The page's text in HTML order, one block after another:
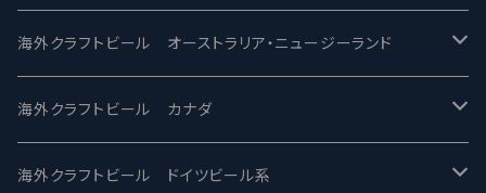
ビアへるん - Beer Hearn
忽布古丹醸造 - HOP KOTAN
ワイマーケットブルーイング Y.Market Brewing
Toppling Goliath トップリンゴライアス
Fair State フェアステイト
Lagunitas ラグニタス
SAIREN /サイレン
ワイルドチャイルド - Wilde Child
BrewDog Brewery - ブリュードッグ
gweilo-鬼佬 グウァイロ
Heart Of Darkness - ハートオブダークネス
Carbon brews -カーボン
海外クラフトビール オーストラリア・ニュージーランド
ROCKY RIDGE - ロッキーリッジ
BODRIGGY BREWING ボッドリッジー
海外クラフトビール カナダ
Jackie O's ジャッキーオーズ
海外クラフトビール ドイツビール系